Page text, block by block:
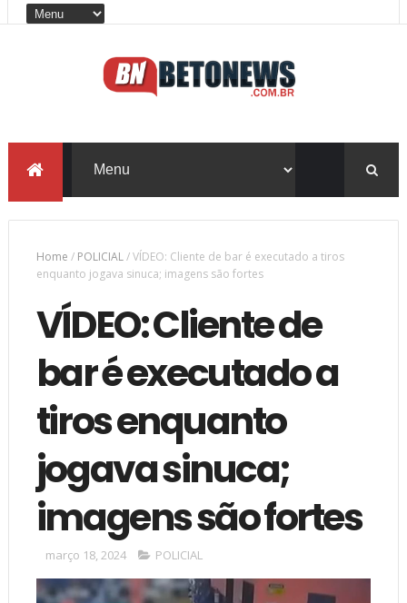
Home / POLICIAL/VÍDEO: Cliente de bar é executado a tiros
enquanto jogava sinuca; imagens são fortes
VÍDEO: Cliente de
bar é executado a
tiros enquanto
jogava sinuca;
imagens são fortes
março 18, 2024 POLICIAL